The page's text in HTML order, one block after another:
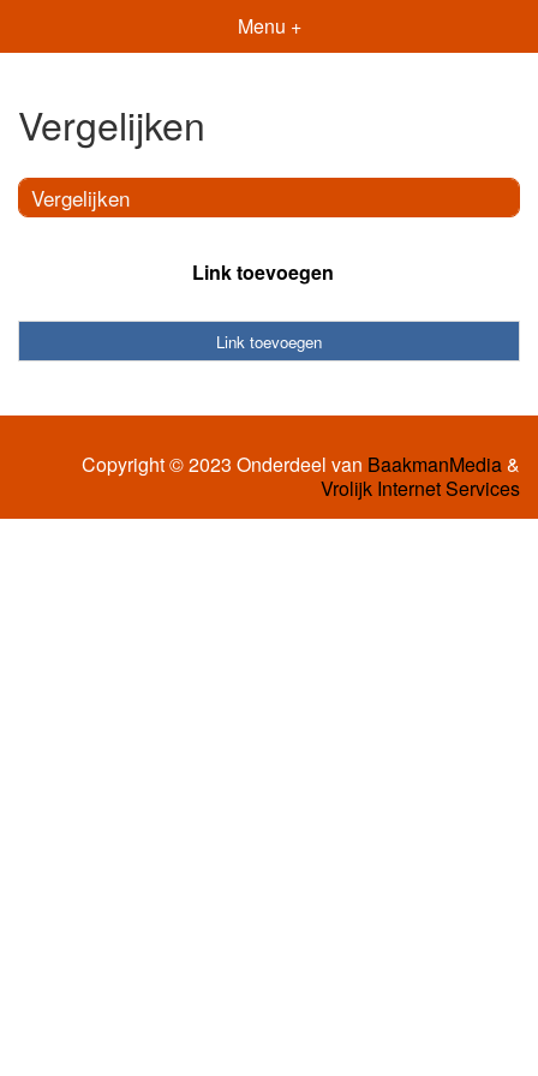
Menu +
Vergelijken
Vergelijken
Link toevoegen
Link toevoegen
Copyright © 2023 Onderdeel van BaakmanMedia&
Vrolijk Internet Services